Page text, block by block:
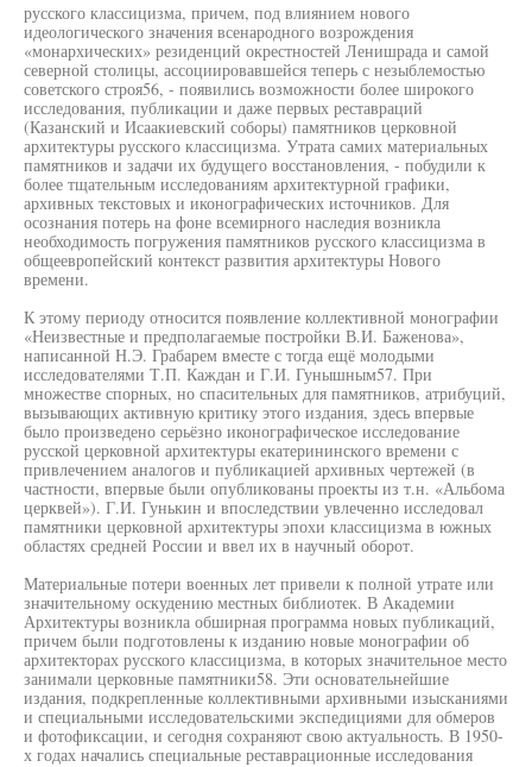
русского классицизма, причем, под влиянием нового
идеологического значения всенародного возрождения
«монархических» резиденций окрестностей Ленишрада и самой
северной столицы, ассоциировавшейся теперь с незыблемостью
советского строя56, - появились возможности более широкого
исследования, публикации и даже первых реставраций
(Казанский и Исаакиевский соборы) памятников церковной
архитектуры русского классицизма. Утрата самих материальных
памятников и задачи их будущего восстановления, - побудили к
более тщательным исследованиям архитектурной графики,
архивных текстовых и иконографических источников. Для
осознания потерь на фоне всемирного наследия возникла
необходимость погружения памятников русского классицизма в
общеевропейский контекст развития архитектуры Нового
времени.
К этому периоду относится появление коллективной монографии
«Неизвестные и предполагаемые постройки В.И. Баженова»,
написанной Н.Э. Грабарем вместе с тогда ещё молодыми
исследователями Т.П. Каждан и Г.И. Гунышным57. При
множестве спорных, но спасительных для памятников, атрибуций,
вызывающих активную критику этого издания, здесь впервые
было произведено серьёзно иконографическое исследование
русской церковной архитектуры екатерининского времени с
привлечением аналогов и публикацией архивных чертежей (в
частности, впервые были опубликованы проекты из т.н. «Альбома
церквей»). Г.И. Гунькин и впоследствии увлеченно исследовал
памятники церковной архитектуры эпохи классицизма в южных
областях средней России и ввел их в научный оборот.
Материальные потери военных лет привели к полной утрате или
значительному оскудению местных библиотек. В Академии
Архитектуры возникла обширная программа новых публикаций,
причем были подготовлены к изданию новые монографии об
архитекторах русского классицизма, в которых значительное место
занимали церковные памятники58. Эти основательнейшие
издания, подкрепленные коллективными архивными изысканиями
и специальными исследовательскими экспедициями для обмеров
и фотофиксации, и сегодня сохраняют свою актуальность. В 1950-
х годах начались специальные реставрационные исследования